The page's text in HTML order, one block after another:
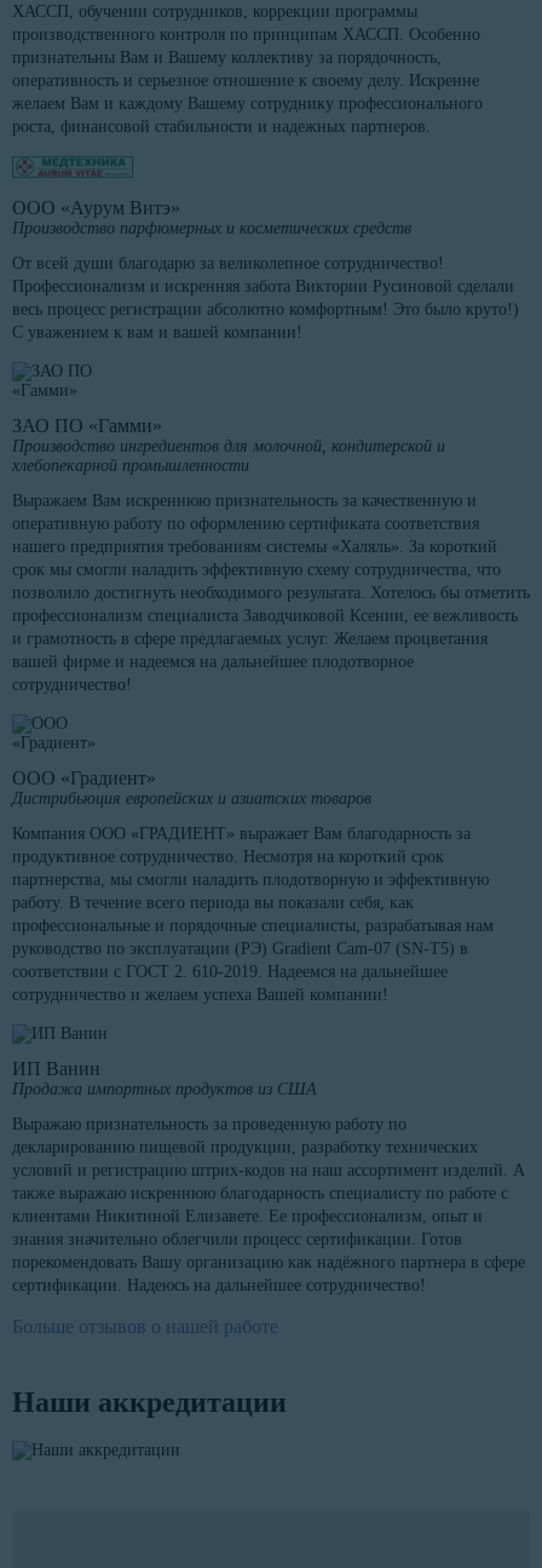
ХАССП, обучении сотрудников, коррекции программы
производственного контроля по принципам ХАССП. Особенно
признательны Вам и Вашему коллективу за порядочность,
оперативность и серьезное отношение к своему делу. Искренне
желаем Вам и каждому Вашему сотруднику профессионального
роста, финансовой стабильности и надежных партнеров.
ООО «Аурум Витэ»
Производство парфюмерных и косметических средств
От всей души благодарю за великолепное сотрудничество!
Профессионализм и искренняя забота Виктории Русиновой сделали
весь процесс регистрации абсолютно комфортным! Это было круто!)
С уважением к вам и вашей компании!
ЗАО ПО «Гамми»
Производство ингредиентов для молочной, кондитерской и
хлебопекарной промышленности
Выражаем Вам искреннюю признательность за качественную и
оперативную работу по оформлению сертификата соответствия
нашего предприятия требованиям системы «Халяль». За короткий
срок мы смогли наладить эффективную схему сотрудничества, что
позволило достигнуть необходимого результата. Хотелось бы отметить
профессионализм специалиста Заводчиковой Ксении, ее вежливость
и грамотность в сфере предлагаемых услуг. Желаем процветания
вашей фирме и надеемся на дальнейшее плодотворное
сотрудничество!
ООО «Градиент»
Дистрибьюция европейских и азиатских товаров
Компания ООО «ГРАДИЕНТ» выражает Вам благодарность за
продуктивное сотрудничество. Несмотря на короткий срок
партнерства, мы смогли наладить плодотворную и эффективную
работу. В течение всего периода вы показали себя, как
профессиональные и порядочные специалисты, разрабатывая нам
руководство по эксплуатации (РЭ) Gradient Cam-07 (SN-T5) в
соответствии с ГОСТ 2. 610-2019. Надеемся на дальнейшее
сотрудничество и желаем успеха Вашей компании!
ИП Ванин
Продажа импортных продуктов из США
Выражаю признательность за проведенную работу по
декларированию пищевой продукции, разработку технических
условий и регистрацию штрих-кодов на наш ассортимент изделий. А
также выражаю искреннюю благодарность специалисту по работе с
клиентами Никитиной Елизавете. Ее профессионализм, опыт и
знания значительно облегчили процесс сертификации. Готов
порекомендовать Вашу организацию как надёжного партнера в сфере
сертификации. Надеюсь на дальнейшее сотрудничество!
Больше отзывов о нашей работе
Наши аккредитации